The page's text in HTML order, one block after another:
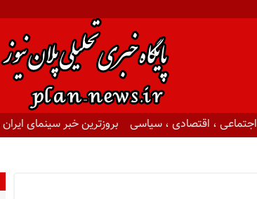
اجتماعی ، اقتصادی ، سیاسی
بروزترین خبر سینمای